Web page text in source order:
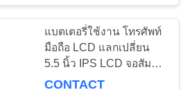
10
แบตเตอรี่ใช้งาน โทรศัพท์
มือถือ LCD แลกเปลี่ยน
5.5 นิ้ว IPS LCD จอสัมผัส
จุ
CONTACT